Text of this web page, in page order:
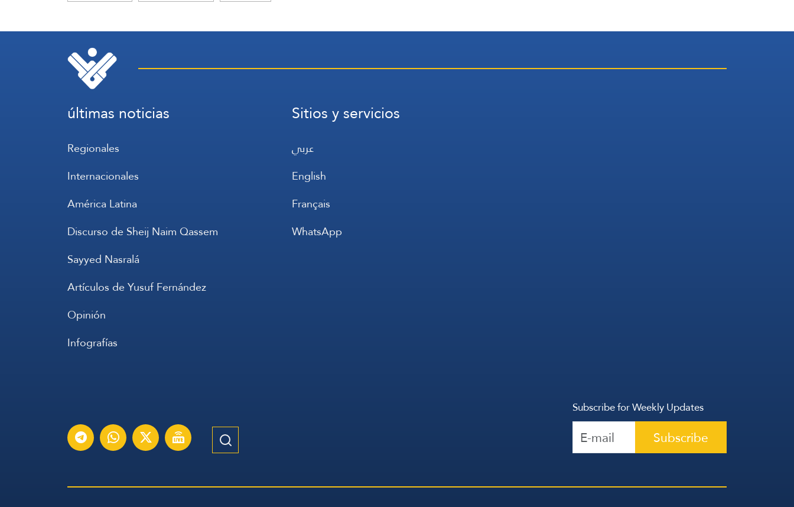
últimas noticias
Regionales
Internacionales
América Latina
Discurso de Sheij Naim Qassem
Sayyed Nasralá
Artículos de Yusuf Fernández
Opinión
Infografías
Sitios y servicios
عربي
English
Français
WhatsApp
Subscribe for Weekly Updates
Subscribe